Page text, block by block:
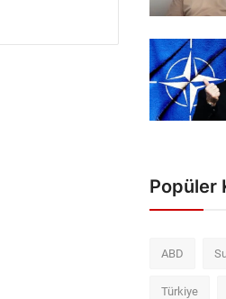
Popüler
ABD
Türkiye